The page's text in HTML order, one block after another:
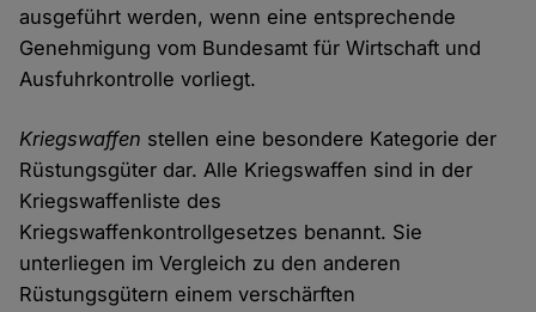
ausgeführt werden, wenn eine entsprechende
Genehmigung vom Bundesamt für Wirtschaft und
Ausfuhrkontrolle vorliegt.
Kriegswaffen stellen eine besondere Kategorie der
Rüstungsgüter dar. Alle Kriegswaffen sind in der
Kriegswaffenliste des
Kriegswaffenkontrollgesetzes benannt. Sie
unterliegen im Vergleich zu den anderen
Rüstungsgütern einem verschärften